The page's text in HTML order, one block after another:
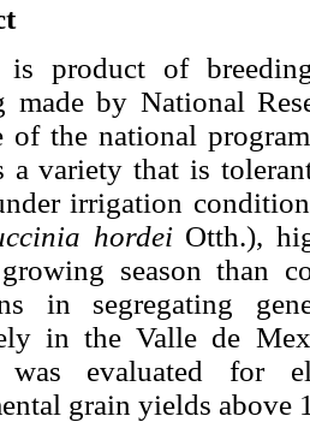
is product of
made by National
of the national
a variety that is
irrigation
hordeiOtth.),
season than
in segregating
in the Valle de
was evaluated for
grain yields above